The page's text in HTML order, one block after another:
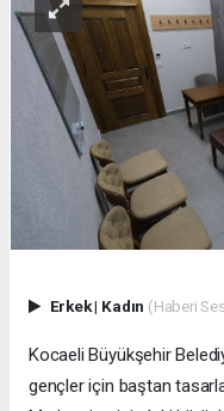
Erkek| Kadın (Haberi
Kocaeli Büyükşehir
gençler için baştan